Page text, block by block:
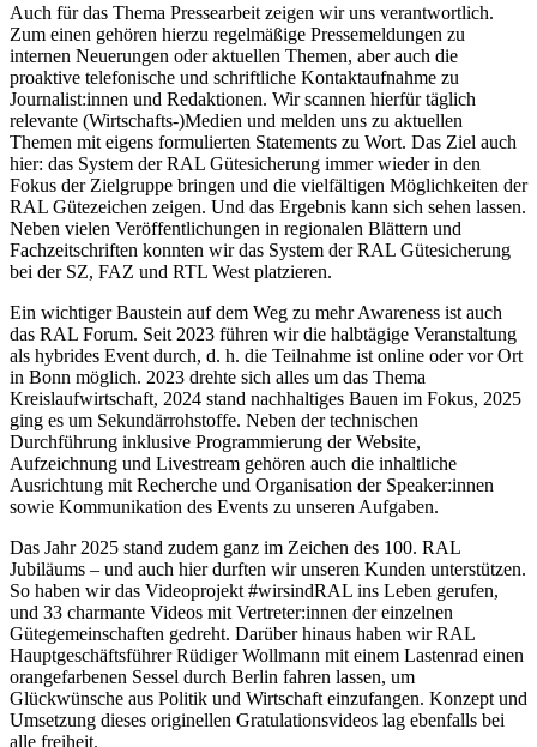
Auch für das Thema Pressearbeit zeigen wir uns verantwortlich.
Zum einen gehören hierzu regelmäßige Pressemeldungen zu
internen Neuerungen oder aktuellen Themen, aber auch die
proaktive telefonische und schriftliche Kontaktaufnahme zu
Journalist:innen und Redaktionen. Wir scannen hierfür täglich
relevante (Wirtschafts-)Medien und melden uns zu aktuellen
Themen mit eigens formulierten Statements zu Wort. Das Ziel auch
hier: das System der RAL Gütesicherung immer wieder in den
Fokus der Zielgruppe bringen und die vielfältigen Möglichkeiten der
RAL Gütezeichen zeigen. Und das Ergebnis kann sich sehen lassen.
Neben vielen Veröffentlichungen in regionalen Blättern und
Fachzeitschriften konnten wir das System der RAL Gütesicherung
bei der SZ, FAZ und RTL West platzieren.
Ein wichtiger Baustein auf dem Weg zu mehr Awareness ist auch
das RAL Forum. Seit 2023 führen wir die halbtägige Veranstaltung
als hybrides Event durch, d. h. die Teilnahme ist online oder vor Ort
in Bonn möglich. 2023 drehte sich alles um das Thema
Kreislaufwirtschaft, 2024 stand nachhaltiges Bauen im Fokus, 2025
ging es um Sekundärrohstoffe. Neben der technischen
Durchführung inklusive Programmierung der Website,
Aufzeichnung und Livestream gehören auch die inhaltliche
Ausrichtung mit Recherche und Organisation der Speaker:innen
sowie Kommunikation des Events zu unseren Aufgaben.
Das Jahr 2025 stand zudem ganz im Zeichen des 100. RAL
Jubiläums – und auch hier durften wir unseren Kunden unterstützen.
So haben wir das Videoprojekt #wirsindRAL ins Leben gerufen,
und 33 charmante Videos mit Vertreter:innen der einzelnen
Gütegemeinschaften gedreht. Darüber hinaus haben wir RAL
Hauptgeschäftsführer Rüdiger Wollmann mit einem Lastenrad einen
orangefarbenen Sessel durch Berlin fahren lassen, um
Glückwünsche aus Politik und Wirtschaft einzufangen. Konzept und
Umsetzung dieses originellen Gratulationsvideos lag ebenfalls bei
alle freiheit.